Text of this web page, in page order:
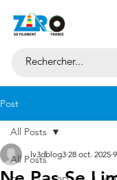
Post
All Posts
All Posts
lv3dblog3 28 oct. 2025